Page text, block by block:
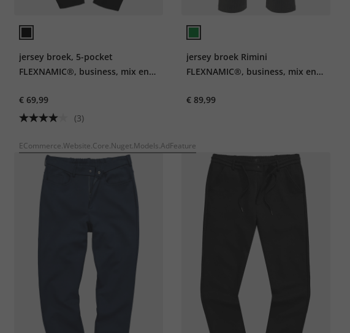
jersey broek, 5-pocket
FLEXNAMIC®, business, mix en
€ 69,99
(3)
jersey broek Rimini
FLEXNAMIC®, business, mix en
€ 89,99
ECommerce.Website.Core.Nuget.Models.AdFeature